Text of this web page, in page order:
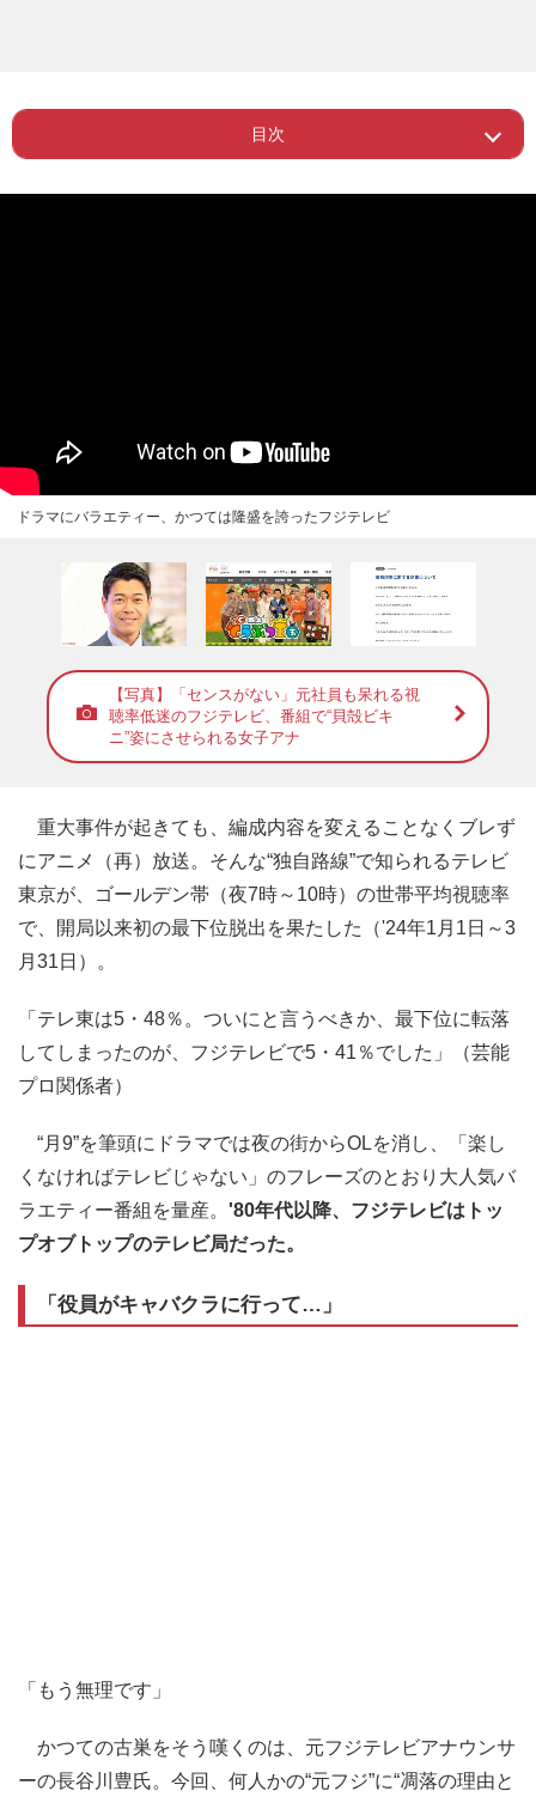
目次
Page 1 ー 「役員がキャバクラに行って…」
ドラマにバラエティー、かつては隆盛を誇ったフジテレビ
【写真】「センスがない」元社員も呆れる視
聴率低迷のフジテレビ、番組で“貝殻ビキ
ニ”姿にさせられる女子アナ
重大事件が起きても、編成内容を変えることなくブレず
にアニメ（再）放送。そんな“独自路線”で知られるテレビ
東京が、ゴールデン帯（夜7時～10時）の世帯平均視聴率
で、開局以来初の最下位脱出を果たした（'24年1月1日～3
月31日）。
「テレ東は5・48％。ついにと言うべきか、最下位に転落
してしまったのが、フジテレビで5・41％でした」（芸能
プロ関係者）
“月9”を筆頭にドラマでは夜の街からOLを消し、「楽し
くなければテレビじゃない」のフレーズのとおり大人気バ
ラエティー番組を量産。 '80年代以降、フジテレビはトッ
プオブトップのテレビ局だった。
「役員がキャバクラに行って…」
「もう無理です」
かつての古巣をそう嘆くのは、元フジテレビアナウンサ
ーの長谷川豊氏。今回、何人かの“元フジ”に“凋落の理由と